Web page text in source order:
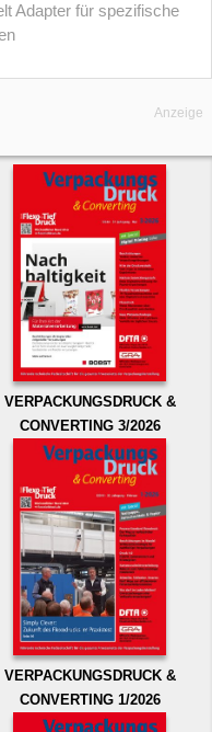
Adapter für spezifische
Anzeige
VERPACKUNGSDRUCK &
CONVERTING 3/2026
VERPACKUNGSDRUCK &
CONVERTING 1/2026